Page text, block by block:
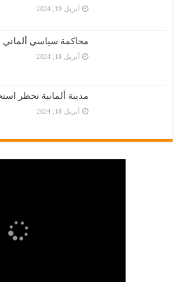
أبريل 19, 2024
محاكمة سياسي ألماني
أبريل 18, 2024
مدينة ألمانية تحظر
أبريل 18, 2024